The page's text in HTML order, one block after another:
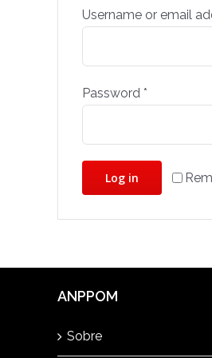
Username or email
Password *
Log in
ANPPOM
Sobre